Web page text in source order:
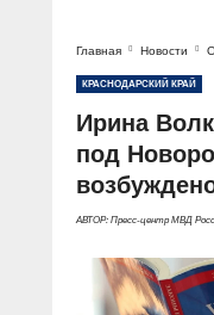
Главная Новости
КРАСНОДАРСКИЙ КРАЙ
Ирина
под
АВТОР: Пресс-центр МВД